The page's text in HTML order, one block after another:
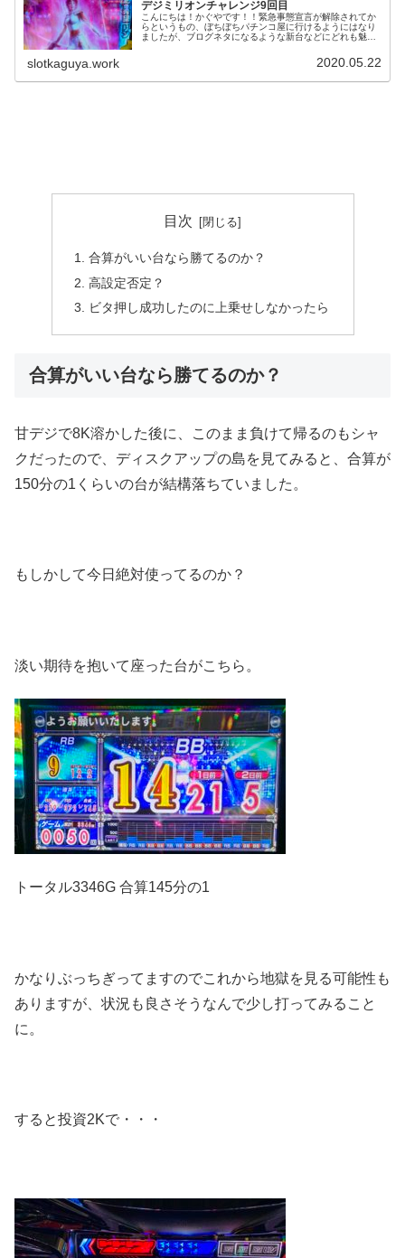
デジミリオンチャレンジ9回目
こんにちは！かぐやです！！緊急事態宣言が解除されてか
らというもの、ぼちぼちパチンコ屋に行けるようにはなり
ましたが、ブログネタになるような新台などにどれも魅力
slotkaguya.work 2020.05.22
目次
合算がいい台なら勝てるのか？
高設定否定？
ビタ押し成功したのに上乗せしなかったら
合算がいい台なら勝てるのか？
甘デジで8K溶かした後に、このまま負けて帰るのもシャ
クだったので、ディスクアップの島を見てみると、合算が
150分の1くらいの台が結構落ちていました。
もしかして今日絶対使ってるのか？
淡い期待を抱いて座った台がこちら。
トータル3346G 合算145分の1
かなりぶっちぎってますのでこれから地獄を見る可能性も
ありますが、状況も良さそうなんで少し打ってみること
に。
すると投資2Kで・・・